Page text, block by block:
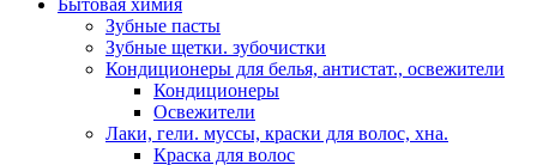
Бытовая химия
Зубные пасты
Зубные щетки. зубочистки
Кондиционеры для белья, антистат., освежители
Кондиционеры
Освежители
Лаки, гели. муссы, краски для волос, хна.
Краска для волос